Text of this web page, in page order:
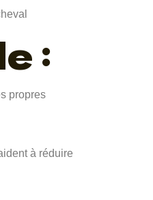
:
propres
à réduire